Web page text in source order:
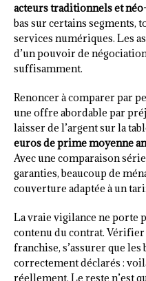
acteurs traditionnels et
bas sur certains segments,
services numériques. Les
d’un pouvoir de
suffisamment.
Renoncer à comparer par
une offre abordable par
laisser de l’argent sur la
euros de prime moyenne
Avec une comparaison
garanties, beaucoup de
couverture adaptée à un
La vraie vigilance ne porte
contenu du contrat.
franchise, s’assurer que
correctement déclarés :
réellement. Le reste n’est